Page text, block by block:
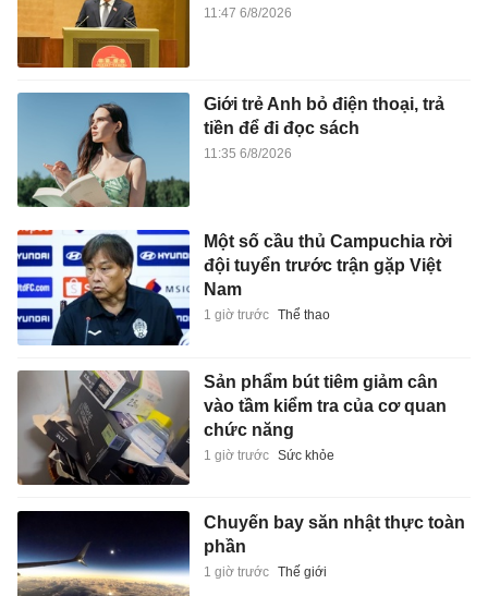
11:47 6/8/2026
Giới trẻ Anh bỏ điện thoại, trả
tiền để đi đọc sách
11:35 6/8/2026
Một số cầu thủ Campuchia rời
đội tuyển trước trận gặp Việt
Nam
1 giờ trước Thể thao
Sản phẩm bút tiêm giảm cân
vào tầm kiểm tra của cơ quan
chức năng
1 giờ trước Sức khỏe
Chuyến bay săn nhật thực toàn
phần
1 giờ trước Thế giới